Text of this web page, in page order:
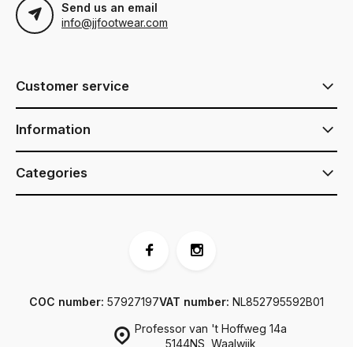
Send us an email
info@jjfootwear.com
Customer service
Information
Categories
Professor van 't Hoffweg 14a
5144NS, Waalwijk
COC number: 57927197VAT number: NL852795592B01